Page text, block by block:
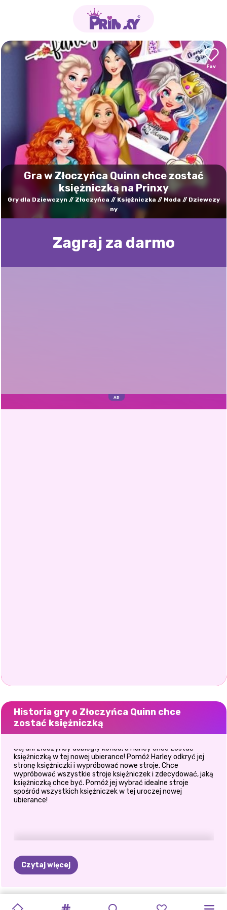
Gra w Złoczyńca Quinn chce zostać
księżniczką na Prinxy
Gry dla Dziewczyn Złoczyńca Księżniczka Moda
Dziewczy
ny
Zagraj za darmo
Historia gry o Złoczyńca Quinn chce
zostać księżniczką
Jej dni złoczyńcy dobiegły końca, a Harley chce zostać
księżniczką w tej nowej ubierance! Pomóż Harley odkryć jej
stronę księżniczki i wypróbować nowe stroje. Chce
wypróbować wszystkie stroje księżniczek i zdecydować, jaką
księżniczką chce być. Pomóż jej wybrać idealne stroje
spośród wszystkich księżniczek w tej uroczej nowej
ubierance!
Czytaj więcej
ZŁOCZYŃCY
TAJNA ZŁOCZYŃCY
SWATANIE BLOGER